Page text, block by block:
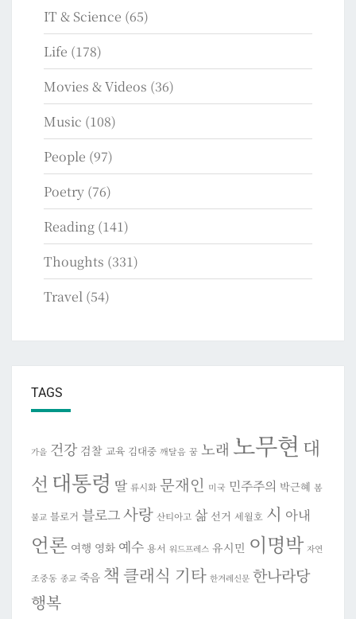
IT & Science (65)
Life (178)
Movies & Videos (36)
Music (108)
People (97)
Poetry (76)
Reading (141)
Thoughts (331)
Travel (54)
TAGS
가을 건강 검찰 교육 김대중 깨달음 꿈 노래 노무현 대
선 대통령 딸 류시화 문재인 미국 민주주의 박근혜 봄
불교 블로거 블로그사랑 산티아고 삶 선거 세월호 시 아내
언론 여행 영화 예수 용서 워드프레스 유시민 이명박 자연
조중동 종교 죽음 책 클래식 기타 한겨레신문 한나라당
행복